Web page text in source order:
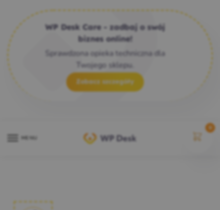
WP Desk Care - zadbaj o swój
biznes online!
Sprawdzona opieka techniczna dla
Twojego sklepu.
Zobacz szczegóły